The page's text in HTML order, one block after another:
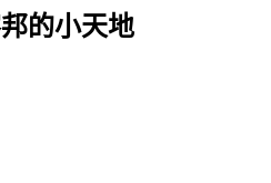
的小天地